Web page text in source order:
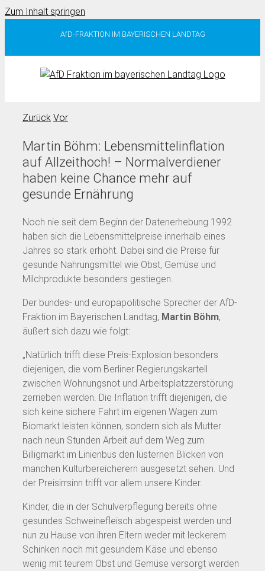
Zum Inhalt springen
AfD-FRAKTION IM BAYERISCHEN LANDTAG
Zurück Vor
Martin Böhm: Lebensmittelinflation
auf Allzeithoch! – Normalverdiener
haben keine Chance mehr auf
gesunde Ernährung
Noch nie seit dem Beginn der Datenerhebung 1992
haben sich die Lebensmittelpreise innerhalb eines
Jahres so stark erhöht. Dabei sind die Preise für
gesunde Nahrungsmittel wie Obst, Gemüse und
Milchprodukte besonders gestiegen.
Der bundes- und europapolitische Sprecher der AfD-
Fraktion im Bayerischen Landtag, Martin Böhm,
äußert sich dazu wie folgt:
„Natürlich trifft diese Preis-Explosion besonders
diejenigen, die vom Berliner Regierungskartell
zwischen Wohnungsnot und Arbeitsplatzzerstörung
zerrieben werden. Die Inflation trifft diejenigen, die
sich keine sichere Fahrt im eigenen Wagen zum
Biomarkt leisten können, sondern sich als Mutter
nach neun Stunden Arbeit auf dem Weg zum
Billigmarkt im Linienbus den lüsternen Blicken von
manchen Kulturbereicherern ausgesetzt sehen. Und
der Preisirrsinn trifft vor allem unsere Kinder.
Kinder, die in der Schulverpflegung bereits ohne
gesundes Schweinefleisch abgespeist werden und
nun zu Hause von ihren Eltern weder mit leckerem
Schinken noch mit gesundem Käse und ebenso
wenig mit teurem Obst und Gemüse versorgt werden